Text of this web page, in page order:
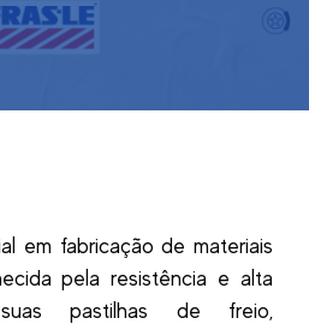
em fabricação de materiais
pela resistência e alta
pastilhas de freio,